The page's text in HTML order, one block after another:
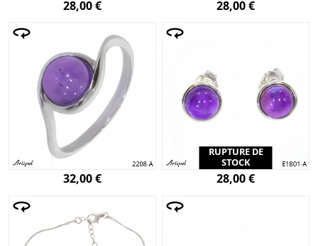
28,00 € 28,00 €
32,00 €
RUPTURE DE
STOCK
28,00 €